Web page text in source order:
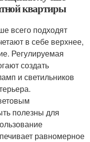
квартиры
всего подходят
в себе верхнее,
Регулируемая
создать
и светильников
полезны для
равномерное